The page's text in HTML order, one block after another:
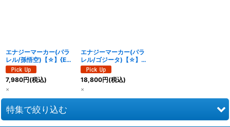
エナジーマーカー(パラ
レル/孫悟空)【☆】{E-
19}
7,980円(税込)
×
エナジーマーカー(パラ
レル/ゴジータ)【☆】
{E-21}
18,800円(税込)
×
特集で絞り込む